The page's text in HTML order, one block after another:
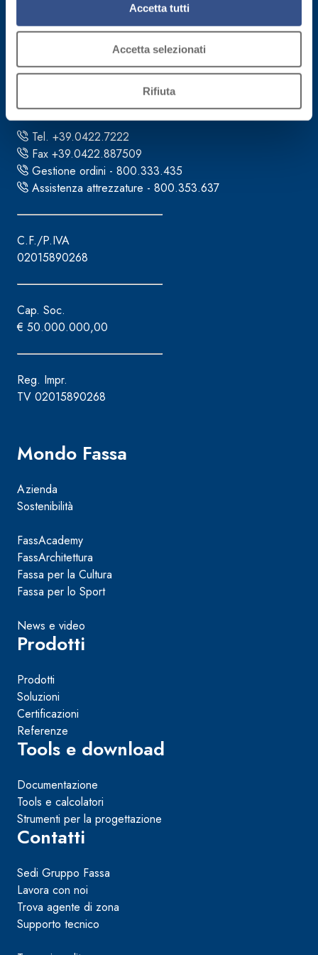
Accetta tutti
Accetta selezionati
Rifiuta
Sede direzionale
Fassa S.r.l.
31027 Spresiano (TV)
Tel. +39.0422.7222
Fax +39.0422.887509
Gestione ordini - 800.333.435
Assistenza attrezzature - 800.353.637
C.F./P.IVA
02015890268
Cap. Soc.
€ 50.000.000,00
Reg. Impr.
TV 02015890268
Mondo Fassa
Azienda
Sostenibilità
FassAcademy
FassArchitettura
Fassa per la Cultura
Fassa per lo Sport
News e video
Prodotti
Prodotti
Soluzioni
Certificazioni
Referenze
Tools e download
Documentazione
Tools e calcolatori
Strumenti per la progettazione
Contatti
Sedi Gruppo Fassa
Lavora con noi
Trova agente di zona
Supporto tecnico